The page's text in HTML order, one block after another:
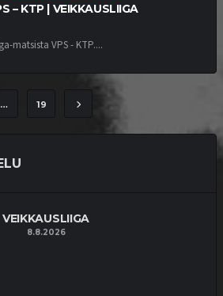
– KTP | VEIKKAUSLIIGA
matsista VPS - KTP....
… 19
VEIKKAUSLIIGA
8.8.2026